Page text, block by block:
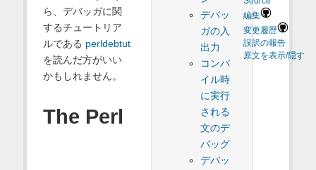
編集
変更履歴
誤訳の報告
原文を表示/隠す
デバッ
ガの入
出力
コンパ
イル時
に実行
される
文のデ
バッグ
デバッ
ら、デバッガに関
するチュートリア
ルである perldebtut
を読んだ方がいい
かもしれません。
The Perl